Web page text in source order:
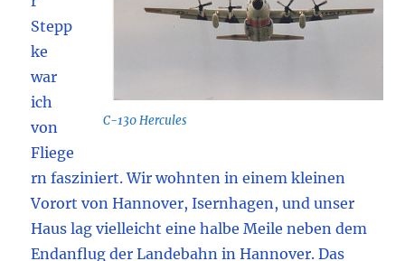
C-130 Hercules
Stepp
ke
war
ich
von
Fliege
rn fasziniert. Wir wohnten in einem kleinen
Vorort von Hannover, Isernhagen, und unser
Haus lag vielleicht eine halbe Meile neben dem
Endanflug der Landebahn in Hannover. Das